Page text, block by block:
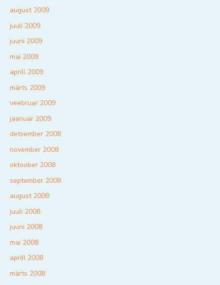
august 2009
juuli 2009
juuni 2009
mai 2009
aprill 2009
märts 2009
veebruar 2009
jaanuar 2009
detsember 2008
november 2008
oktoober 2008
september 2008
august 2008
juuli 2008
juuni 2008
mai 2008
aprill 2008
märts 2008